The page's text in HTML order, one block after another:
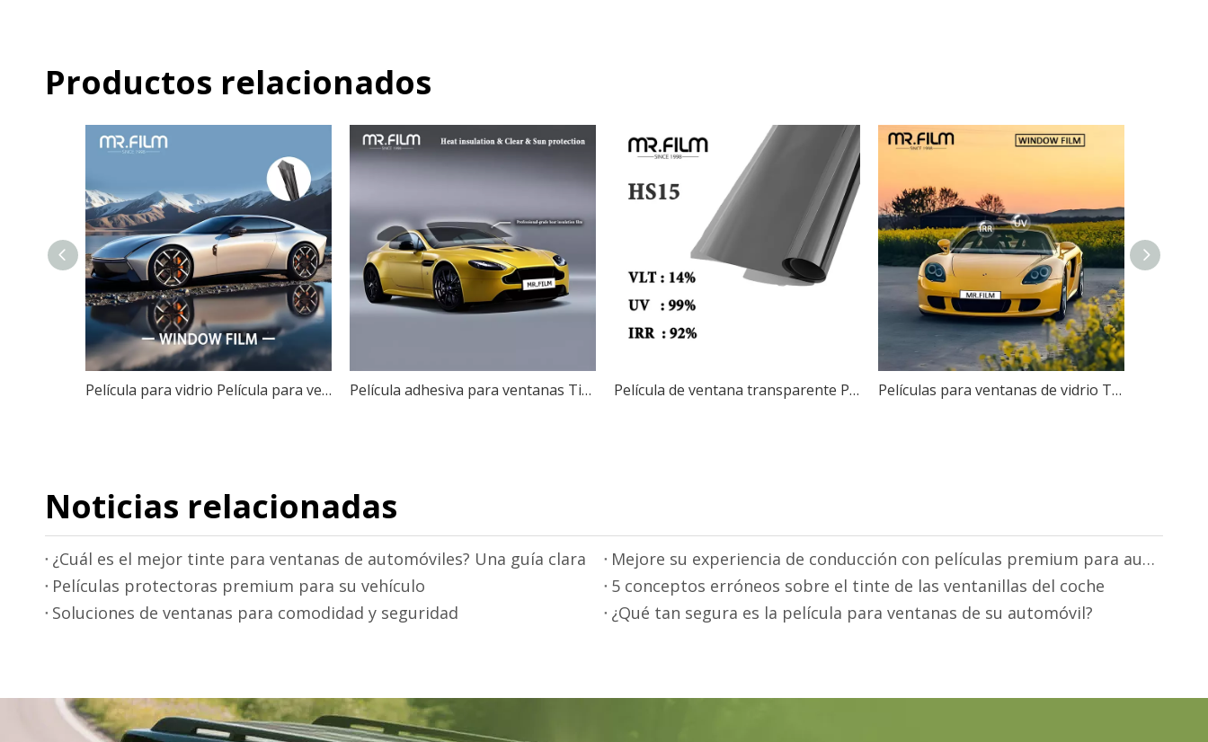
Productos relacionados
Película para vidrio Película para ventanas bloqueadora del sol Película adhesiva para ventanas Tinte solar automotriz Película de ventana transparente Película solar automática Películas para ventanas de vidrio Tinte para automóviles a prueba de infrarrojos
Noticias relacionadas
¿Cuál es el mejor tinte para ventanas de automóviles? Una guía clara
Mejore su experiencia de conducción con películas premium para automóviles de Mr. Film
Películas protectoras premium para su vehículo
5 conceptos erróneos sobre el tinte de las ventanillas del coche
Soluciones de ventanas para comodidad y seguridad
¿Qué tan segura es la película para ventanas de su automóvil?